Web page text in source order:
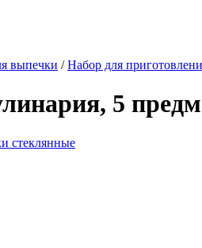
выпечки /Набор для
5